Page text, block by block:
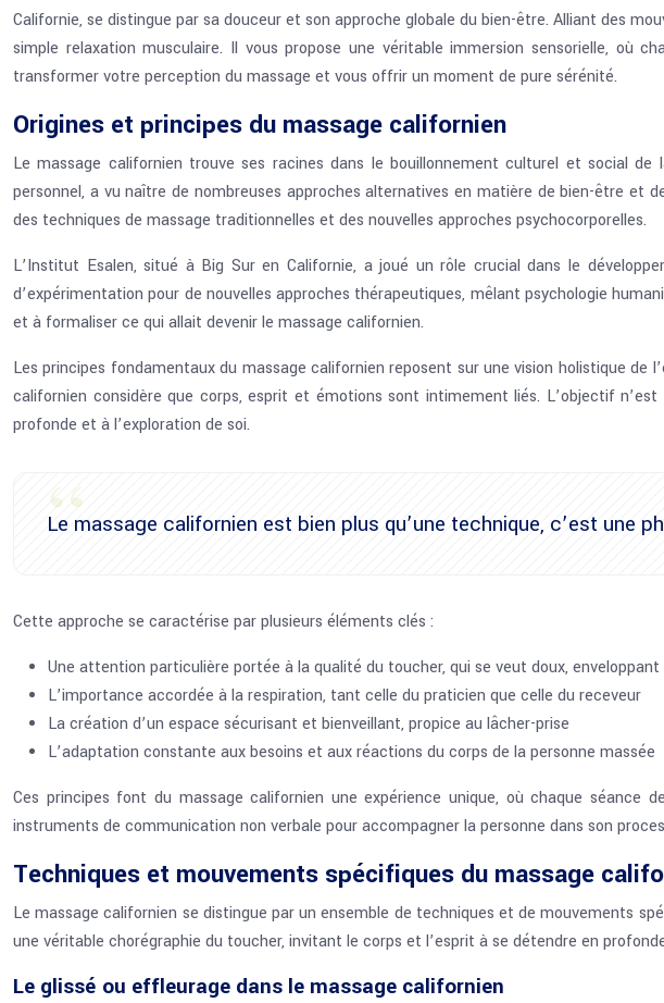
Californie, se distingue par sa douceur et son approche globale du bien-être. Alliant des
simple relaxation musculaire. Il vous propose une véritable immersion sensorielle, où
transformer votre perception du massage et vous offrir un moment de pure sérénité.
Origines et principes du massage californien
Le massage californien trouve ses racines dans le bouillonnement culturel et social
personnel, a vu naître de nombreuses approches alternatives en matière de bien-être et
des techniques de massage traditionnelles et des nouvelles approches psychocorporelles.
L’Institut Esalen, situé à Big Sur en Californie, a joué un rôle crucial dans le
d’expérimentation pour de nouvelles approches thérapeutiques, mêlant psychologie
et à formaliser ce qui allait devenir le massage californien.
Les principes fondamentaux du massage californien reposent sur une vision holistique
californien considère que corps, esprit et émotions sont intimement liés. L’objectif
profonde et à l’exploration de soi.
Le massage californien est bien plus qu’une technique, c’est une
Cette approche se caractérise par plusieurs éléments clés :
Une attention particulière portée à la qualité du toucher, qui se veut doux,
L’importance accordée à la respiration, tant celle du praticien que celle du receveur
La création d’un espace sécurisant et bienveillant, propice au lâcher-prise
L’adaptation constante aux besoins et aux réactions du corps de la personne massée
Ces principes font du massage californien une expérience unique, où chaque
instruments de communication non verbale pour accompagner la personne dans son
Techniques et mouvements spécifiques du massage
Le massage californien se distingue par un ensemble de techniques et de mouvements
une véritable chorégraphie du toucher, invitant le corps et l’esprit à se détendre en
Le glissé ou effleurage dans le massage californien